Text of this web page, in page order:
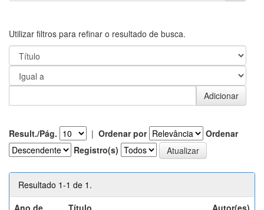
Utilizar filtros para refinar o resultado de busca.
Result./Pág. | Ordenar por
Ordenar
Registro(s)
Resultado 1-1 de 1.
Ano de
Título Autor(es)